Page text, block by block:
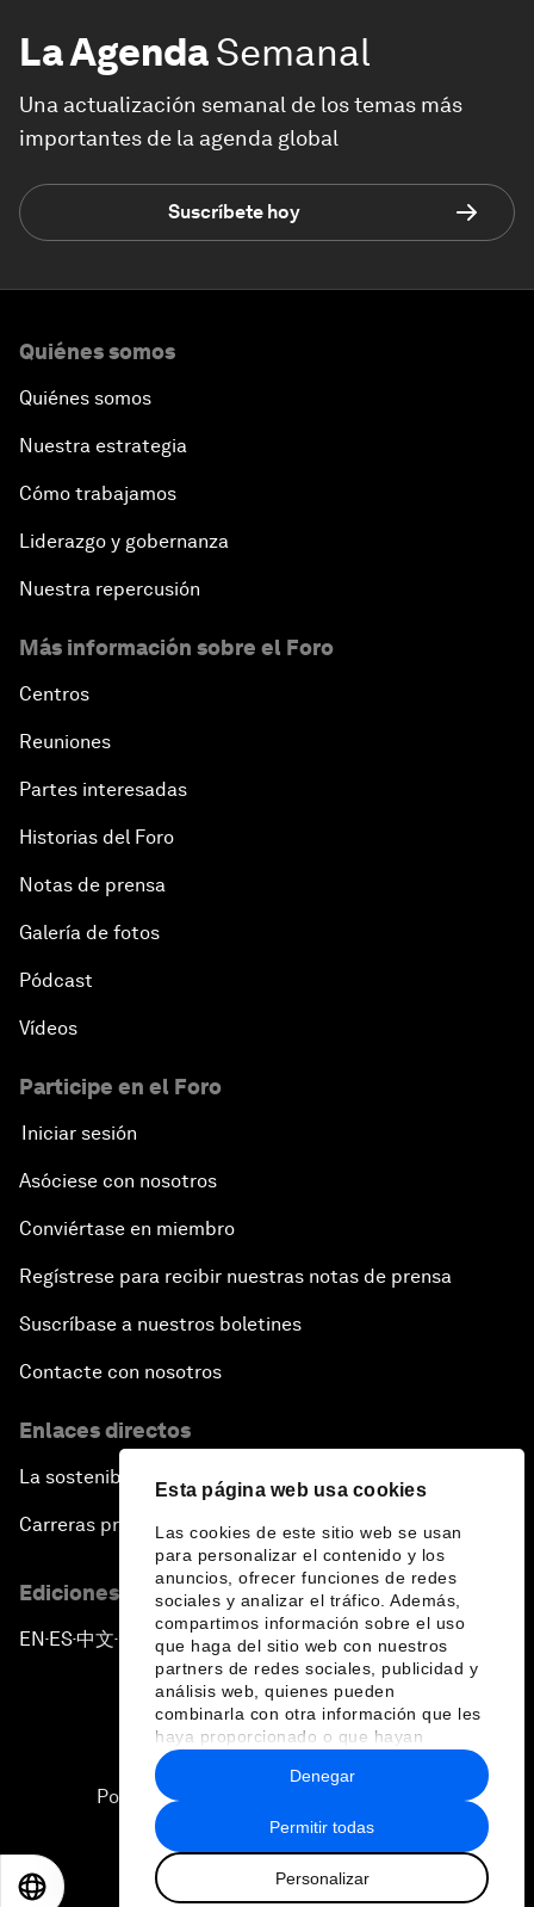
Esta página web usa cookies
Las cookies de este sitio web se usan
para personalizar el contenido y los
anuncios, ofrecer funciones de redes
sociales y analizar el tráfico. Además,
compartimos información sobre el uso
que haga del sitio web con nuestros
partners de redes sociales, publicidad y
análisis web, quienes pueden
combinarla con otra información que les
haya proporcionado o que hayan
recopilado a partir del uso que haya
hecho de sus servicios.
Permitir todas
Personalizar
Denegar
La AgendaSemanal
Una actualización semanal de los temas más
importantes de la agenda global
Suscríbete hoy
Quiénes somos
Quiénes somos
Nuestra estrategia
Cómo trabajamos
Liderazgo y gobernanza
Nuestra repercusión
Más información sobre el Foro
Centros
Reuniones
Partes interesadas
Historias del Foro
Notas de prensa
Galería de fotos
Pódcast
Vídeos
Participe en el Foro
Iniciar sesión
Asóciese con nosotros
Conviértase en miembro
Regístrese para recibir nuestras notas de prensa
Suscríbase a nuestros boletines
Contacte con nosotros
Enlaces directos
La sostenibilidad en el Foro
Carreras profesionales
Ediciones en otros idiomas
EN ▪ES▪中文▪ 日本語
Política de privacidad y normas de uso
Sitemap
2026 Foro Económico Mundial